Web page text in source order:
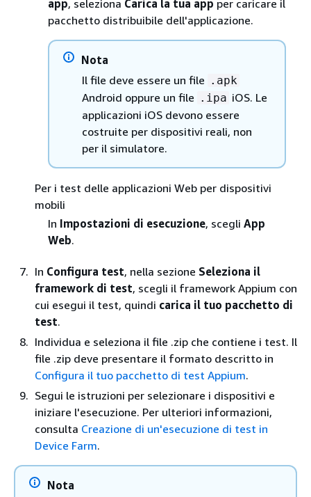
app, seleziona Carica la tua app per caricare il
pacchetto distribuibile dell'applicazione.
Nota
Il file deve essere un file .apk
Android oppure un file .ipa iOS. Le
applicazioni iOS devono essere
costruite per dispositivi reali, non
per il simulatore.
Per i test delle applicazioni Web per dispositivi
mobili
In Impostazioni di esecuzione, scegli App
Web.
In Configura test, nella sezione Seleziona il
framework di test, scegli il framework Appium con
cui esegui il test, quindi carica il tuo pacchetto di
test.
Individua e seleziona il file .zip che contiene i test. Il
file .zip deve presentare il formato descritto in
Configura il tuo pacchetto di test Appium.
Segui le istruzioni per selezionare i dispositivi e
iniziare l'esecuzione. Per ulteriori informazioni,
consulta Creazione di un'esecuzione di test in
Device Farm.
Nota